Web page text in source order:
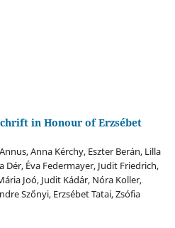
in Honour of Erzsébet
Anna Kérchy, Eszter Berán, Lilla
Dér, Éva Federmayer, Judit Friedrich,
Joó, Judit Kádár, Nóra Koller,
Szőnyi, Erzsébet Tatai, Zsófia